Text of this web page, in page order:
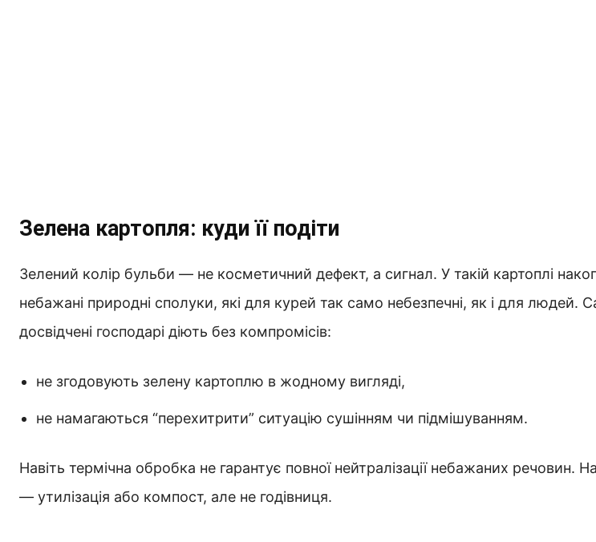
Зелена картопля: куди її подіти
Зелений колір бульби — не косметичний дефект, а сигнал. У такій картоплі
небажані природні сполуки, які для курей так само небезпечні, як і для людей.
досвідчені господарі діють без компромісів:
не згодовують зелену картоплю в жодному вигляді,
не намагаються “перехитрити” ситуацію сушінням чи підмішуванням.
Навіть термічна обробка не гарантує повної нейтралізації небажаних речовин.
— утилізація або компост, але не годівниця.